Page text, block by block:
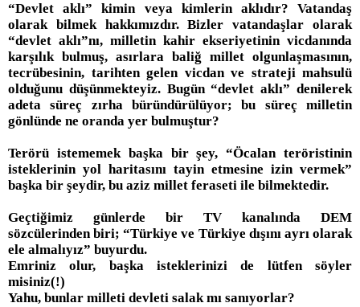
“Devlet aklı” kimin veya kimlerin aklıdır? Vatandaş
olarak bilmek hakkımızdır. Bizler vatandaşlar olarak
“devlet aklı”nı, milletin kahir ekseriyetinin vicdanında
karşılık bulmuş, asırlara baliğ millet olgunlaşmasının,
tecrübesinin, tarihten gelen vicdan ve strateji mahsulü
olduğunu düşünmekteyiz. Bugün “devlet aklı” denilerek
adeta süreç zırha büründürülüyor; bu süreç milletin
gönlünde ne oranda yer bulmuştur?
Terörü istememek başka bir şey, “Öcalan teröristinin
isteklerinin yol haritasını tayin etmesine izin vermek”
başka bir şeydir, bu aziz millet feraseti ile bilmektedir.
Geçtiğimiz günlerde bir TV kanalında DEM
sözcülerinden biri; “Türkiye ve Türkiye dışını ayrı olarak
ele almalıyız” buyurdu.
Emriniz olur, başka isteklerinizi de lütfen söyler
misiniz(!)
Yahu, bunlar milleti devleti salak mı sanıyorlar?